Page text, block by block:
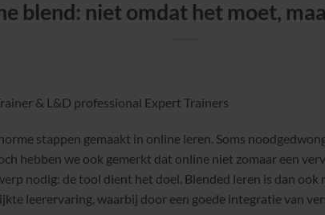
blend: niet omdat het moet,
& L&D professional Expert Trainers
stappen gemaakt in online leren. Soms
hebben we ook gemerkt dat online niet zomaar een
nodig: de tool dient het doel. Blended leren is dan ook
leerervaring, waarbij door een goede integratie van